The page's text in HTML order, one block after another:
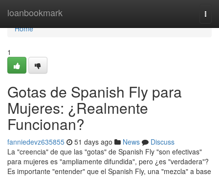
loanbookmark
Home
Home
1
Gotas de Spanish Fly para
Mujeres: ¿Realmente
Funcionan?
fanniedevz635855 51 days ago News
Discuss
La "creencia" de que las "gotas" de Spanish Fly "son efectivas"
para mujeres es "ampliamente difundida", pero ¿es "verdadera"?
Es importante "entender" que el Spanish Fly, una "mezcla" a base